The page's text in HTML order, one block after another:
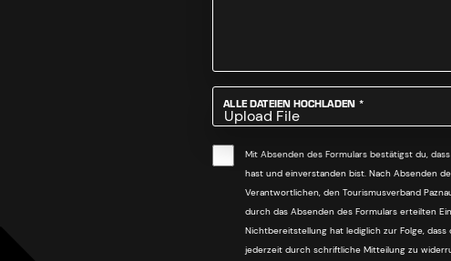
ALLE DATEIEN HOCHLADEN*PFLICHTFELD
Upload File
Mit Absenden des Formulars bestätigst du,
hast und einverstanden bist. Nach Absenden
Verantwortlichen, den Tourismusverband
durch das Absenden des Formulars erteilten
Nichtbereitstellung hat lediglich zur Folge,
jederzeit durch schriftliche Mitteilung zu